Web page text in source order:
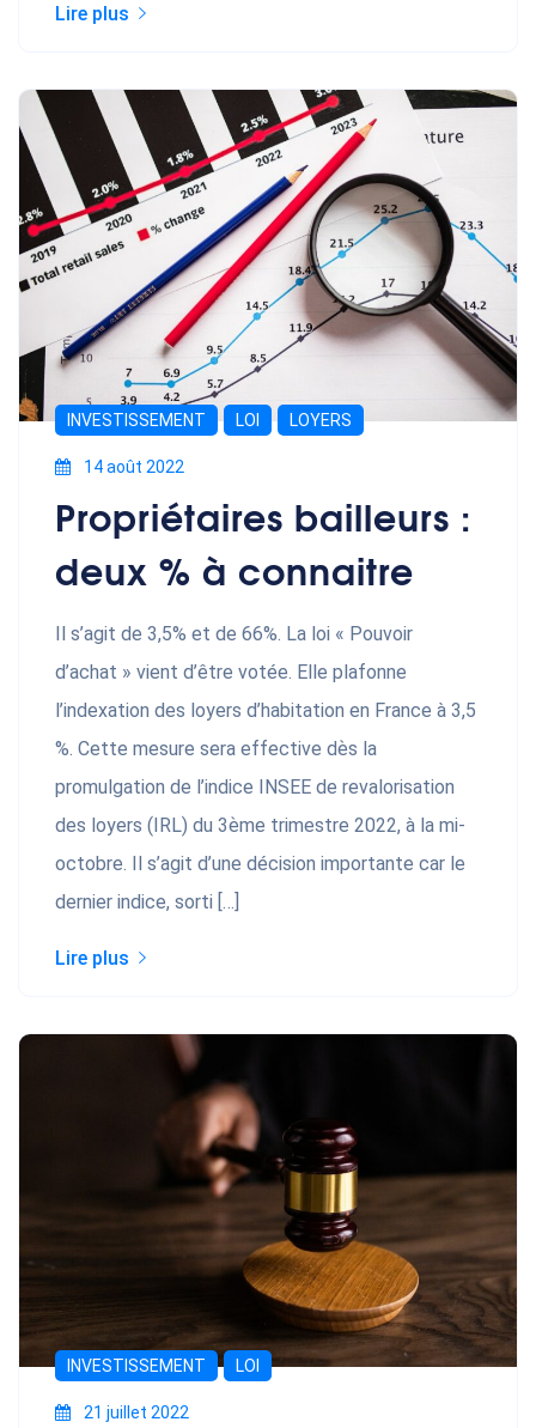
Lire plus
INVESTISSEMENT LOI LOYERS
14 août 2022
Propriétaires bailleurs :
deux % à connaitre
Il s’agit de 3,5% et de 66%. La loi « Pouvoir
d’achat » vient d’être votée. Elle plafonne
l’indexation des loyers d’habitation en France à 3,5
%. Cette mesure sera effective dѐs la
promulgation de l’indice INSEE de revalorisation
des loyers (IRL) du 3ѐme trimestre 2022, à la mi-
octobre. Il s’agit d’une décision importante car le
dernier indice, sorti […]
Lire plus
INVESTISSEMENT LOI
21 juillet 2022